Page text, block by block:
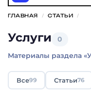
ГЛАВНАЯ / СТАТЬИ /
Услуги
0
Материалы раздела
Все99 Статьи76